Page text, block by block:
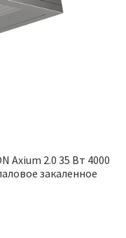
Axium 2.0 35 Вт 4000
закаленное